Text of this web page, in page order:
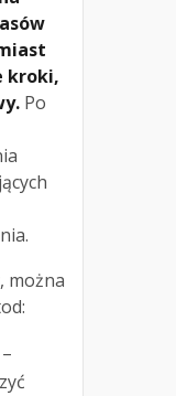
kroki,
Po
można